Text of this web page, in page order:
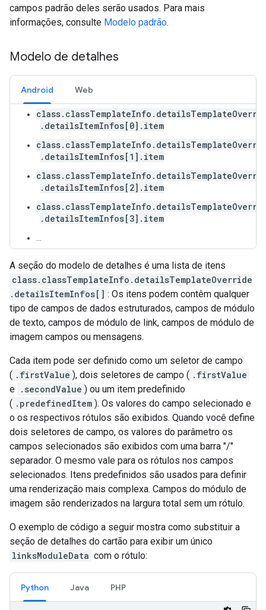
campos padrão deles serão usados. Para mais
informações, consulte Modelo padrão.
Modelo de detalhes
Android Web
.detailsItemInfos[0].item
.detailsItemInfos[1].item
.detailsItemInfos[2].item
.detailsItemInfos[3].item
A seção do modelo de detalhes é uma lista de itens
class.classTemplateInfo.detailsTemplateOverride
.detailsItemInfos[] : Os itens podem contêm qualquer
tipo de campos de dados estruturados, campos de módulo
de texto, campos de módulo de link, campos de módulo de
imagem campos ou mensagens.
Cada item pode ser definido como um seletor de campo
( .firstValue ), dois seletores de campo ( .firstValue
e .secondValue ) ou um item predefinido
( .predefinedItem ). Os valores do campo selecionado e
o os respectivos rótulos são exibidos. Quando você define
dois seletores de campo, os valores do parâmetro os
campos selecionados são exibidos com uma barra "/"
separador. O mesmo vale para os rótulos nos campos
selecionados. Itens predefinidos são usados para definir
uma renderização mais complexa. Campos do módulo de
imagem são renderizados na largura total sem um rótulo.
O exemplo de código a seguir mostra como substituir a
seção de detalhes do cartão para exibir um único
linksModuleData com o rótulo:
Python Java PHP